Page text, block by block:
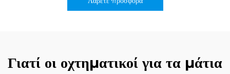
Γιατί οι οχτηματικοί για τα μάτια